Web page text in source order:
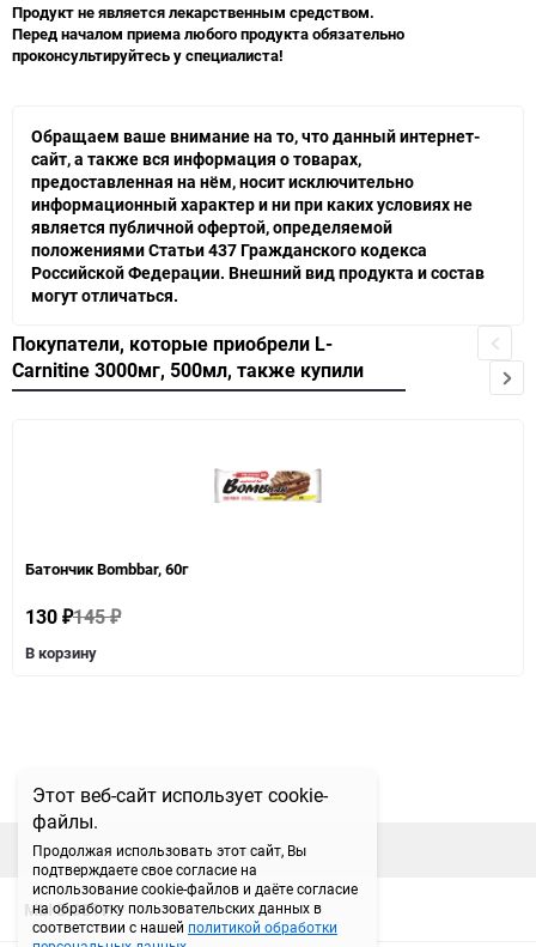
Этот веб-сайт использует cookie-
файлы.
Продолжая использовать этот сайт, Вы
подтверждаете свое согласие на
использование cookie-файлов и даёте согласие
на обработку пользовательских данных в
соответствии с нашей политикой обработки
Продукт не является лекарственным средством.
Перед началом приема любого продукта обязательно
проконсультируйтесь у специалиста!
Обращаем ваше внимание на то, что данный интернет-
сайт, а также вся информация о товарах,
предоставленная на нём, носит исключительно
информационный характер и ни при каких условиях не
является публичной офертой, определяемой
положениями Статьи 437 Гражданского кодекса
Российской Федерации. Внешний вид продукта и состав
могут отличаться.
Покупатели, которые приобрели L-
Carnitine 3000мг, 500мл, также купили
Батончик Bombbar, 60г
130 ₽145₽
В корзину
наверх
МЫ В СЕТИ